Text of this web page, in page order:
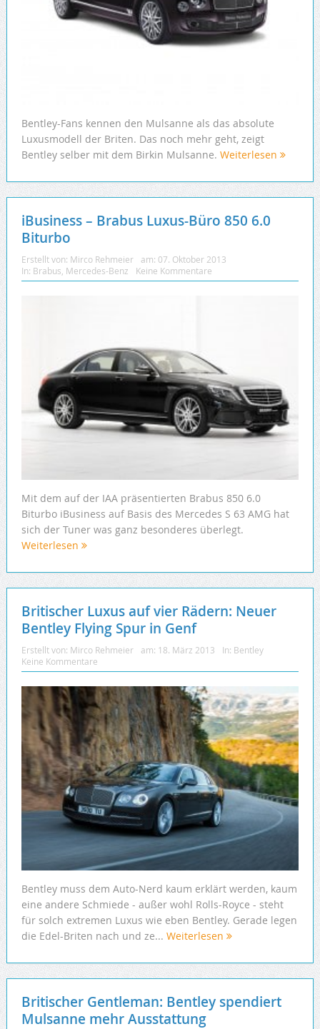
Bentley-Fans kennen den Mulsanne als das absolute
Luxusmodell der Briten. Das noch mehr geht, zeigt
Bentley selber mit dem Birkin Mulsanne. Weiterlesen
iBusiness – Brabus Luxus-Büro 850 6.0
Biturbo
Erstellt von: Mirco Rehmeier am: 07. Oktober 2013
In: Brabus Mercedes-Benz Keine Kommentare
Mit dem auf der IAA präsentierten Brabus 850 6.0
Biturbo iBusiness auf Basis des Mercedes S 63 AMG hat
sich der Tuner was ganz besonderes überlegt.
Weiterlesen
Britischer Luxus auf vier Rädern: Neuer
Bentley Flying Spur in Genf
Erstellt von: Mirco Rehmeier am: 18. März 2013 In: Bentley
Keine Kommentare
Bentley muss dem Auto-Nerd kaum erklärt werden, kaum
eine andere Schmiede - außer wohl Rolls-Royce - steht
für solch extremen Luxus wie eben Bentley. Gerade legen
die Edel-Briten nach und ze... Weiterlesen
Britischer Gentleman: Bentley spendiert
Mulsanne mehr Ausstattung